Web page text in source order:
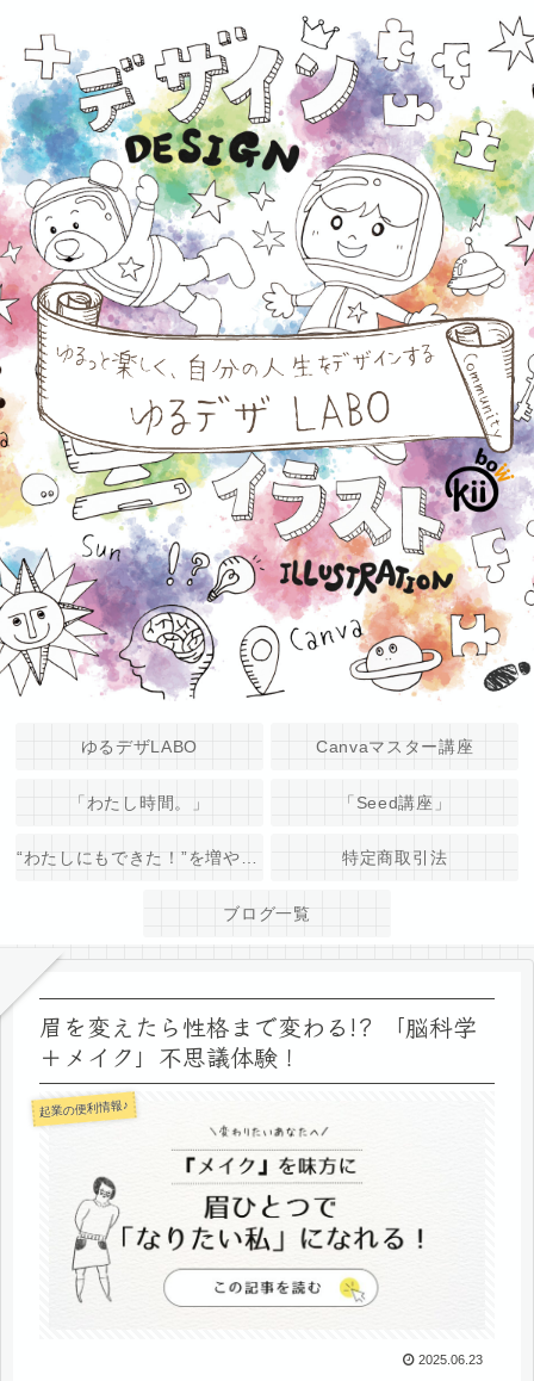
ゆるデザLABO Canvaマスター講座
「わたし時間。」 「Seed講座」
特定商取引法
ブログ一覧
眉を変えたら性格まで変わる!? 「脳科学
＋メイク」不思議体験！
起業の便利情報♪
2025.06.23